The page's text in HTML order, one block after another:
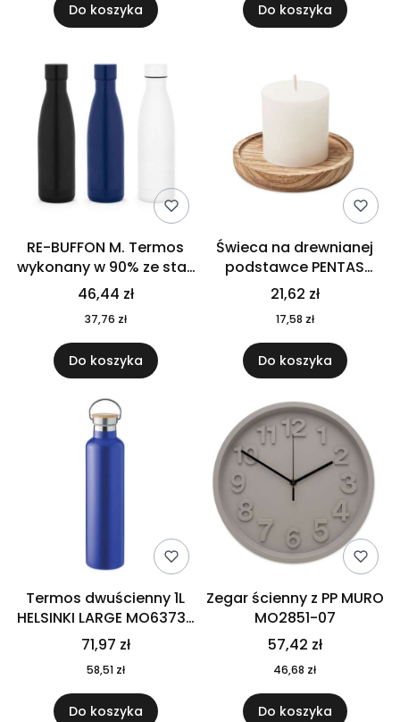
Do koszyka Do koszyka
RE-BUFFON M. Termos
wykonany w 90% ze stali
nierdzewnej
pochodzącej z
recyklingu 520 ml 94294
46,44 zł
37,76 zł
Do koszyka
Świeca na drewnianej
podstawce PENTAS
MO6282-40
21,62 zł
17,58 zł
Do koszyka
Termos dwuścienny 1L
HELSINKI LARGE MO6373-
04
71,97 zł
58,51 zł
Do koszyka
Zegar ścienny z PP MURO
MO2851-07
57,42 zł
46,68 zł
Do koszyka